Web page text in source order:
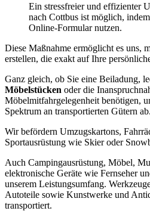
Ein stressfreier und effizienter
nach Cottbus ist möglich,
Online-Formular nutzen.
Diese Maßnahme ermöglicht es uns,
erstellen, die exakt auf Ihre
Ganz gleich, ob Sie eine Beiladung,
Möbelstücken oder die
Möbelmitfahrgelegenheit benötigen,
Spektrum an transportierten Gütern ab.
Wir befördern Umzugskartons,
Sportausrüstung wie Skier oder
Auch Campingausrüstung, Möbel,
elektronische Geräte wie Fernseher
unserem Leistungsumfang.
Autoteile sowie Kunstwerke und
transportiert.